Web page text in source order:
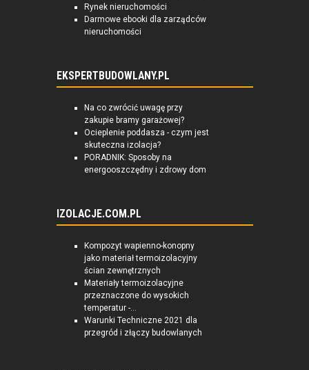
Rynek nieruchomości
Darmowe ebooki dla zarządców
nieruchomości
EKSPERTBUDOWLANY.PL
Na co zwrócić uwagę przy
zakupie bramy garażowej?
Ocieplenie poddasza - czym jest
skuteczna izolacja?
PORADNIK: Sposoby na
energooszczędny i zdrowy dom
IZOLACJE.COM.PL
Kompozyt wapienno-konopny
jako materiał termoizolacyjny
ścian zewnętrznych
Materiały termoizolacyjne
przeznaczone do wysokich
temperatur -...
Warunki Techniczne 2021 dla
przegród i złączy budowlanych